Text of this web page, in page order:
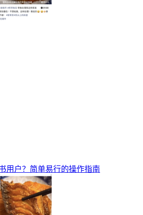
用户？简单易行的操作指南